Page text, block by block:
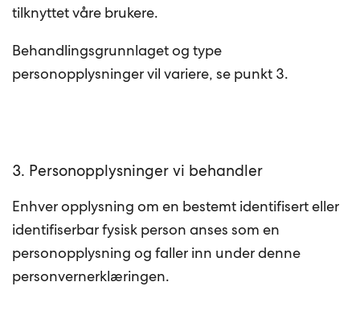
tilknyttet våre brukere.
Behandlingsgrunnlaget og type
personopplysninger vil variere, se punkt 3.
3. Personopplysninger vi behandler
Enhver opplysning om en bestemt identifisert eller
identifiserbar fysisk person anses som en
personopplysning og faller inn under denne
personvernerklæringen.